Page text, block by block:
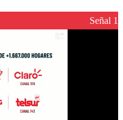
para garantizar un
Señal 1